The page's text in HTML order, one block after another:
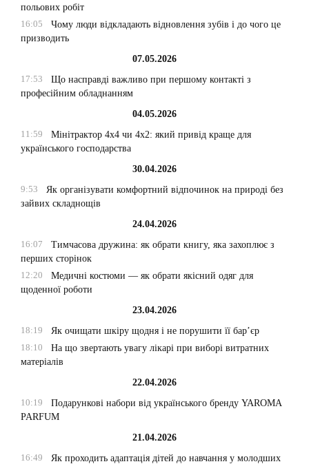
польових робіт
16:05
Чому люди відкладають відновлення зубів і до чого це
призводить
07.05.2026
17:53
Що насправді важливо при першому контакті з
професійним обладнанням
04.05.2026
11:59
Мінітрактор 4х4 чи 4х2: який привід краще для
українського господарства
30.04.2026
9:53
Як організувати комфортний відпочинок на природі без
зайвих складнощів
24.04.2026
16:07
Тимчасова дружина: як обрати книгу, яка захоплює з
перших сторінок
12:20
Медичні костюми — як обрати якісний одяг для
щоденної роботи
23.04.2026
18:19
Як очищати шкіру щодня і не порушити її бар’єр
18:10
На що звертають увагу лікарі при виборі витратних
матеріалів
22.04.2026
10:19
Подарункові набори від українського бренду YAROMA
PARFUM
21.04.2026
16:49
Як проходить адаптація дітей до навчання у молодших